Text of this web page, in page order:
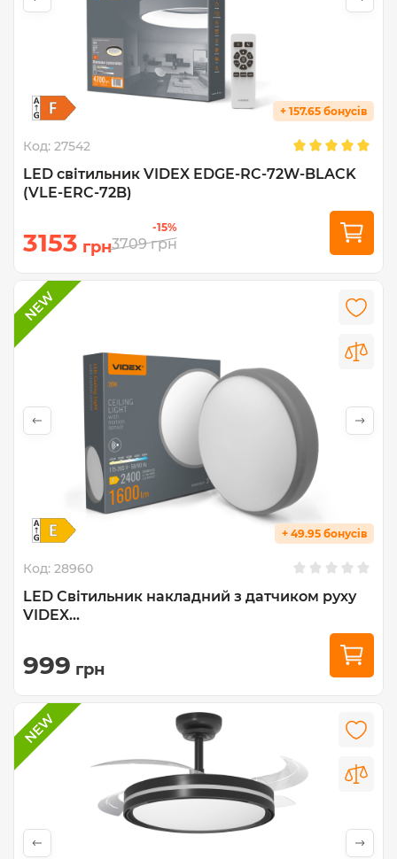
+ 157.65 бонусів
Код: 27542
LED світильник VIDEX EDGE-RC-72W-BLACK
(VLE-ERC-72B)
3153 грн
-15%
3709 грн
+ 49.95 бонусів
Код: 28960
LED Світильник накладний з датчиком руху
VIDEX...
999 грн